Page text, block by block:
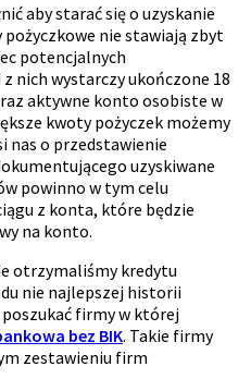
aby starać się o uzyskanie
nie stawiają zbyt
potencjalnych
nich wystarczy ukończone 18
aktywne konto osobiste w
kwoty pożyczek możemy
nas o przedstawienie
uzyskiwane
powinno w tym celu
z konta, które będzie
na konto.
otrzymaliśmy kredytu
nie najlepszej historii
firmy w której
bez BIK. Takie firmy
zestawieniu firm